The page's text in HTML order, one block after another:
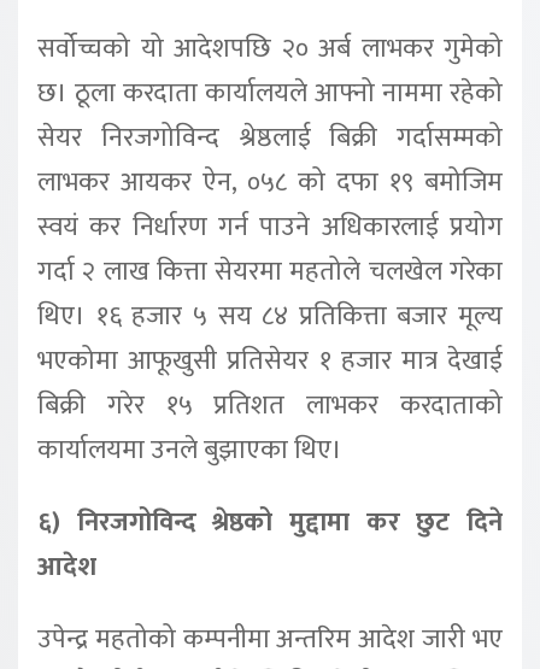
सर्वोच्चको यो आदेशपछि २० अर्ब लाभकर गुमेको
छ। ठूला करदाता कार्यालयले आफ्नो नाममा रहेको
सेयर निरजगोविन्द श्रेष्ठलाई बिक्री गर्दासम्मको
लाभकर आयकर ऐन, ०५८ को दफा १९ बमोजिम
स्वयं कर निर्धारण गर्न पाउने अधिकारलाई प्रयोग
गर्दा २ लाख कित्ता सेयरमा महतोले चलखेल गरेका
थिए। १६ हजार ५ सय ८४ प्रतिकित्ता बजार मूल्य
भएकोमा आफूखुसी प्रतिसेयर १ हजार मात्र देखाई
बिक्री गरेर १५ प्रतिशत लाभकर करदाताको
कार्यालयमा उनले बुझाएका थिए।
६) निरजगोविन्द श्रेष्ठको मुद्दामा कर छुट दिने
आदेश
उपेन्द्र महतोको कम्पनीमा अन्तरिम आदेश जारी भए